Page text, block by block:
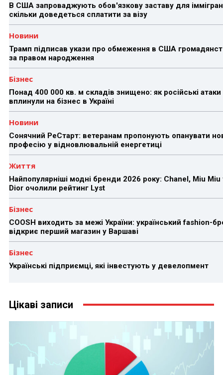
В США запроваджують обов'язкову заставу для
скільки доведеться сплатити за візу
Новини
Трамп підписав укази про обмеження в США
за правом народження
Бізнес
Понад 400 000 кв. м складів знищено: як російські атаки
вплинули на бізнес в Україні
Новини
Сонячний РеСтарт: ветеранам пропонують опанувати
професію у відновлювальній енергетиці
Життя
Найпопулярніші модні бренди 2026 року: Chanel, Miu Miu
Dior очолили рейтинг Lyst
Бізнес
COOSH виходить за межі України: український fashion-
відкриє перший магазин у Варшаві
Бізнес
Українські підприємці, які інвестують у девелопмент
Цікаві записи